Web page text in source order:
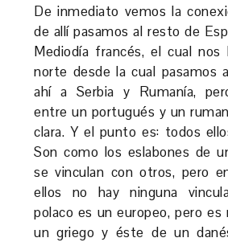
De inmediato vemos la
de allí pasamos al resto de
Mediodía francés, el cual
norte desde la cual pasamos
ahí a Serbia y Rumanía,
entre un portugués y un
clara. Y el punto es: todos
Son como los eslabones de
se vinculan con otros, pero
ellos no hay ninguna
polaco es un europeo, pero
un griego y éste de un